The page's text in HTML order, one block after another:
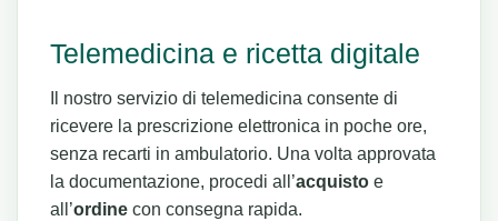
Telemedicina e ricetta digitale
Il nostro servizio di telemedicina consente di
ricevere la prescrizione elettronica in poche ore,
senza recarti in ambulatorio. Una volta approvata
la documentazione, procedi all’acquisto e
all’ordine con consegna rapida.